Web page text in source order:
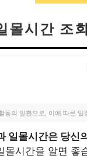
몰시간 조
동의 일환으로, 이에 따른
일몰시간은 당신
몰시간을 알면 좋